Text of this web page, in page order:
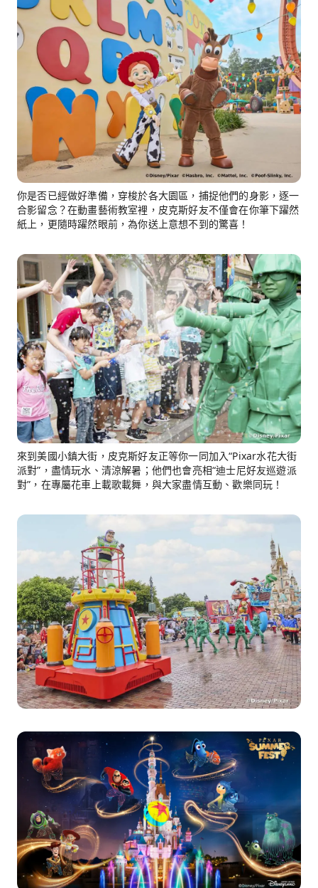
你是否已經做好準備，穿梭於各大園區，捕捉他們的身影，逐一
合影留念？在動畫藝術教室裡，皮克斯好友不僅會在你筆下躍然
紙上，更隨時躍然眼前，為你送上意想不到的驚喜！
來到美國小鎮大街，皮克斯好友正等你一同加入“Pixar水花大街
派對”，盡情玩水、清涼解暑；他們也會亮相“迪士尼好友巡遊派
對”，在專屬花車上載歌載舞，與大家盡情互動、歡樂同玩！